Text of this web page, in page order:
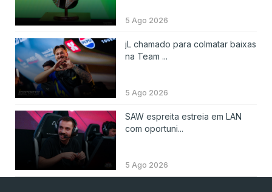
5 Ago 2026
jL chamado para colmatar baixas
na Team ...
5 Ago 2026
SAW espreita estreia em LAN
com oportuni...
5 Ago 2026